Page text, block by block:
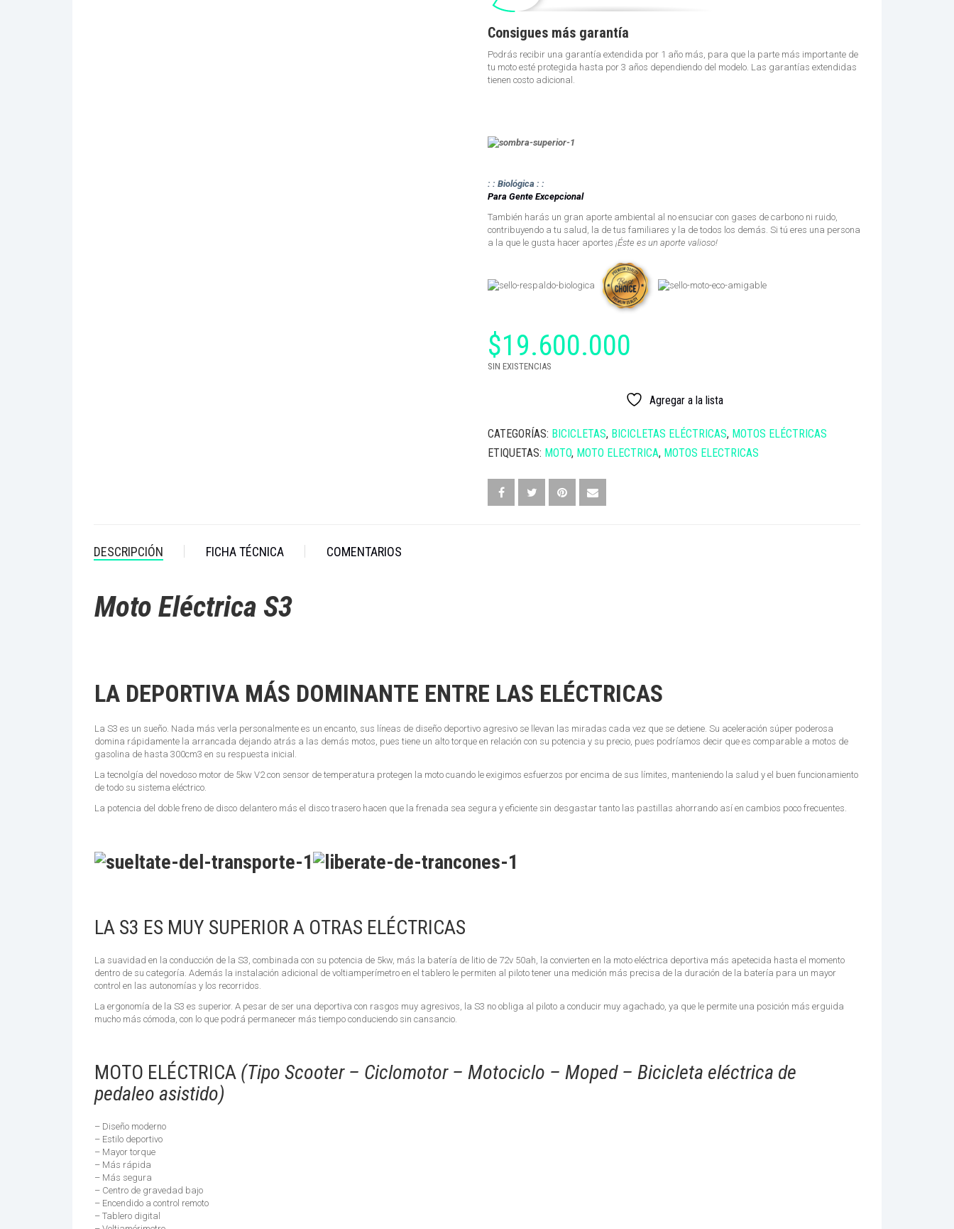
Consigues más garantía
Podrás recibir una garantía extendida por 1 año más, para que la parte más importante de
tu moto esté protegida hasta por 3 años dependiendo del modelo. Las garantías extendidas
tienen costo adicional.
: : Biológica : :
Para Gente Excepcional
También harás un gran aporte ambiental al no ensuciar con gases de carbono ni ruido,
contribuyendo a tu salud, la de tus familiares y la de todos los demás. Si tú eres una persona
a la que le gusta hacer aportes ¡Éste es un aporte valioso!
$19.600.000
SIN EXISTENCIAS
Agregar a la lista
CATEGORÍAS: BICICLETAS, BICICLETAS ELÉCTRICAS, MOTOS ELÉCTRICAS
ETIQUETAS: MOTO, MOTO ELECTRICA, MOTOS ELECTRICAS
DESCRIPCIÓN FICHA TÉCNICA COMENTARIOS
Moto Eléctrica S3
LA DEPORTIVA MÁS DOMINANTE ENTRE LAS ELÉCTRICAS
La S3 es un sueño. Nada más verla personalmente es un encanto, sus líneas de diseño deportivo agresivo se llevan las miradas cada vez que se detiene. Su aceleración súper poderosa
domina rápidamente la arrancada dejando atrás a las demás motos, pues tiene un alto torque en relación con su potencia y su precio, pues podríamos decir que es comparable a motos de
gasolina de hasta 300cm3 en su respuesta inicial.
La tecnolgía del novedoso motor de 5kw V2 con sensor de temperatura protegen la moto cuando le exigimos esfuerzos por encima de sus límites, manteniendo la salud y el buen funcionamiento
de todo su sistema eléctrico.
La potencia del doble freno de disco delantero más el disco trasero hacen que la frenada sea segura y eficiente sin desgastar tanto las pastillas ahorrando así en cambios poco frecuentes.
LA S3 ES MUY SUPERIOR A OTRAS ELÉCTRICAS
La suavidad en la conducción de la S3, combinada con su potencia de 5kw, más la batería de litio de 72v 50ah, la convierten en la moto eléctrica deportiva más apetecida hasta el momento
dentro de su categoría. Además la instalación adicional de voltiamperímetro en el tablero le permiten al piloto tener una medición más precisa de la duración de la batería para un mayor
control en las autonomías y los recorridos.
La ergonomía de la S3 es superior. A pesar de ser una deportiva con rasgos muy agresivos, la S3 no obliga al piloto a conducir muy agachado, ya que le permite una posición más erguida
mucho más cómoda, con lo que podrá permanecer más tiempo conduciendo sin cansancio.
MOTO ELÉCTRICA (Tipo Scooter – Ciclomotor – Motociclo – Moped – Bicicleta eléctrica de
pedaleo asistido)
– Diseño moderno
– Estilo deportivo
– Mayor torque
– Más rápida
– Más segura
– Centro de gravedad bajo
– Encendido a control remoto
– Tablero digital